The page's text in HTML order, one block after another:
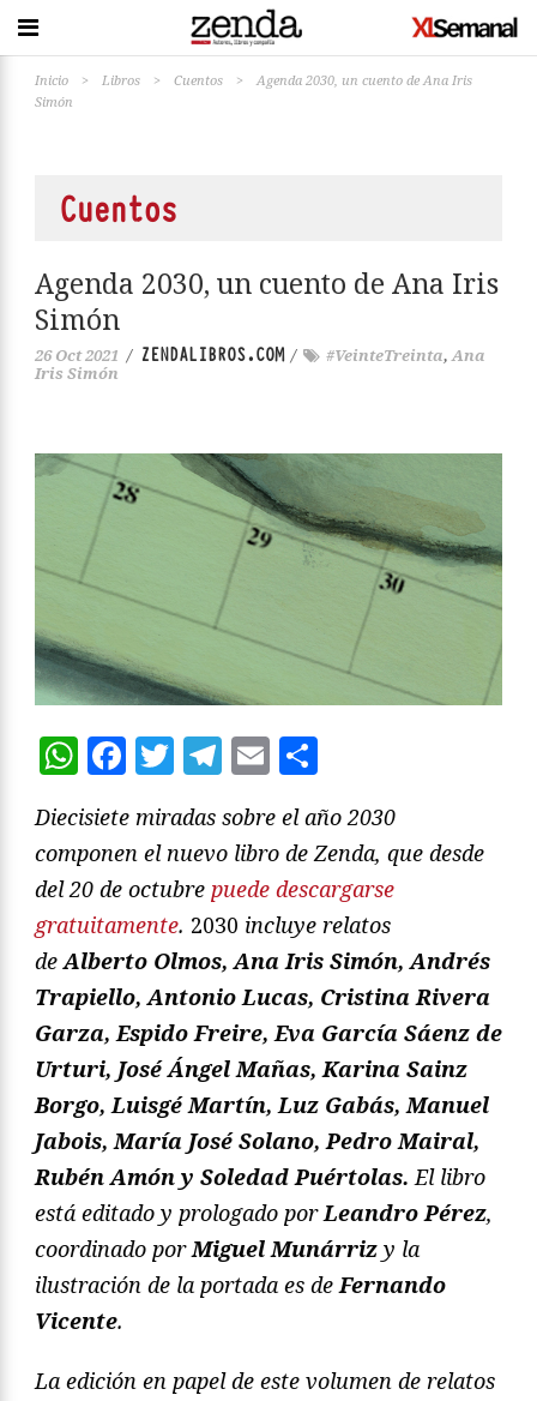
Inicio > Libros > Cuentos >
Agenda 2030, un cuento de Ana Iris
Simón
Cuentos
Agenda 2030, un cuento de Ana Iris
Simón
26 Oct 2021 / ZENDALIBROS.COM/ #VeinteTreinta, Ana
Iris Simón
WhatsApp
Facebook
Twitter
Telegram
Email
Diecisiete miradas sobre el año 2030
componen el nuevo libro de Zenda, que desde
del 20 de octubre puede descargarse
gratuitamente. 2030 incluye relatos
deAlberto Olmos, Ana Iris Simón, Andrés
Trapiello, Antonio Lucas, Cristina Rivera
Garza, Espido Freire, Eva García Sáenz de
Urturi, José Ángel Mañas, Karina Sainz
Borgo, Luisgé Martín, Luz Gabás, Manuel
Jabois, María José Solano, Pedro Mairal,
Rubén Amón y Soledad Puértolas. El libro
está editado y prologado porLeandro Pérez,
coordinado porMiguel Munárriz y la
ilustración de la portada es deFernando
Vicente.
La edición en papel de este volumen de relatos